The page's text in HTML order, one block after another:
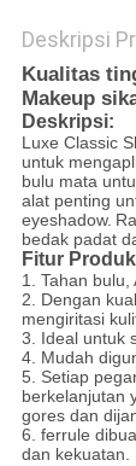
Deskripsi
Kualitas
Makeup
Deskripsi:
Luxe Classic
untuk
bulu mata
alat penting
eyeshadow.
bedak padat
Fitur
1. Tahan bulu,
2. Dengan
mengiritasi
3. Ideal untuk
4. Mudah
5. Setiap
berkelanjutan
gores dan
6. ferrule
dan kekuatan.